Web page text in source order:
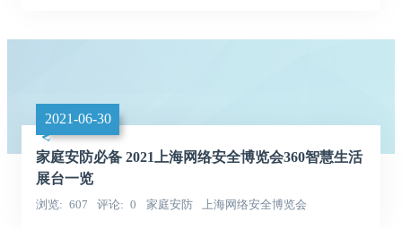
2021-06-30
家庭安防必备 2021上海网络安全博览会360智慧生活
展台一览
浏览 607 评论 0 家庭安防 上海网络安全博览会